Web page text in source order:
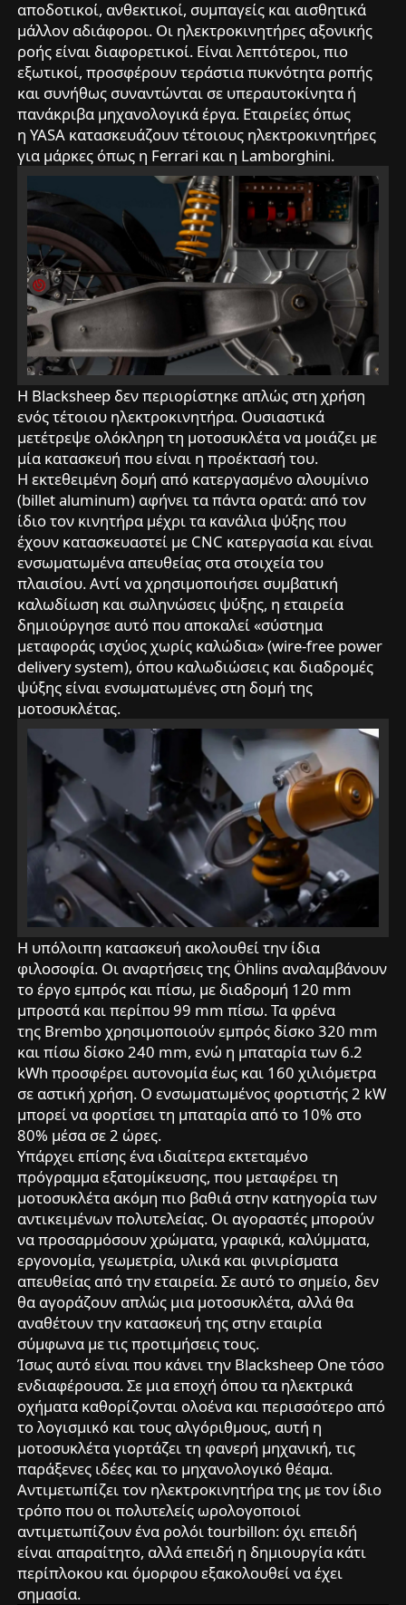
αποδοτικοί, ανθεκτικοί, συμπαγείς και αισθητικά
μάλλον αδιάφοροι. Οι ηλεκτροκινητήρες αξονικής
ροής είναι διαφορετικοί. Είναι λεπτότεροι, πιο
εξωτικοί, προσφέρουν τεράστια πυκνότητα ροπής
και συνήθως συναντώνται σε υπεραυτοκίνητα ή
πανάκριβα μηχανολογικά έργα. Εταιρείες όπως
η YASA κατασκευάζουν τέτοιους ηλεκτροκινητήρες
για μάρκες όπως η Ferrari και η Lamborghini.
Η Blacksheep δεν περιορίστηκε απλώς στη χρήση
ενός τέτοιου ηλεκτροκινητήρα. Ουσιαστικά
μετέτρεψε ολόκληρη τη μοτοσυκλέτα να μοιάζει με
μία κατασκευή που είναι η προέκτασή του.
Η εκτεθειμένη δομή από κατεργασμένο αλουμίνιο
(billet aluminum) αφήνει τα πάντα ορατά: από τον
ίδιο τον κινητήρα μέχρι τα κανάλια ψύξης που
έχουν κατασκευαστεί με CNC κατεργασία και είναι
ενσωματωμένα απευθείας στα στοιχεία του
πλαισίου. Αντί να χρησιμοποιήσει συμβατική
καλωδίωση και σωληνώσεις ψύξης, η εταιρεία
δημιούργησε αυτό που αποκαλεί «σύστημα
μεταφοράς ισχύος χωρίς καλώδια» (wire-free power
delivery system), όπου καλωδιώσεις και διαδρομές
ψύξης είναι ενσωματωμένες στη δομή της
μοτοσυκλέτας.
Η υπόλοιπη κατασκευή ακολουθεί την ίδια
φιλοσοφία. Οι αναρτήσεις της Öhlins αναλαμβάνουν
το έργο εμπρός και πίσω, με διαδρομή 120 mm
μπροστά και περίπου 99 mm πίσω. Τα φρένα
της Brembo χρησιμοποιούν εμπρός δίσκο 320 mm
και πίσω δίσκο 240 mm, ενώ η μπαταρία των 6.2
kWh προσφέρει αυτονομία έως και 160 χιλιόμετρα
σε αστική χρήση. Ο ενσωματωμένος φορτιστής 2 kW
μπορεί να φορτίσει τη μπαταρία από το 10% στο
80% μέσα σε 2 ώρες.
Υπάρχει επίσης ένα ιδιαίτερα εκτεταμένο
πρόγραμμα εξατομίκευσης, που μεταφέρει τη
μοτοσυκλέτα ακόμη πιο βαθιά στην κατηγορία των
αντικειμένων πολυτελείας. Οι αγοραστές μπορούν
να προσαρμόσουν χρώματα, γραφικά, καλύμματα,
εργονομία, γεωμετρία, υλικά και φινιρίσματα
απευθείας από την εταιρεία. Σε αυτό το σημείο, δεν
θα αγοράζουν απλώς μια μοτοσυκλέτα, αλλά θα
αναθέτουν την κατασκευή της στην εταιρία
σύμφωνα με τις προτιμήσεις τους.
Ίσως αυτό είναι που κάνει την Blacksheep One τόσο
ενδιαφέρουσα. Σε μια εποχή όπου τα ηλεκτρικά
οχήματα καθορίζονται ολοένα και περισσότερο από
το λογισμικό και τους αλγόριθμους, αυτή η
μοτοσυκλέτα γιορτάζει τη φανερή μηχανική, τις
παράξενες ιδέες και το μηχανολογικό θέαμα.
Αντιμετωπίζει τον ηλεκτροκινητήρα της με τον ίδιο
τρόπο που οι πολυτελείς ωρολογοποιοί
αντιμετωπίζουν ένα ρολόι tourbillon: όχι επειδή
είναι απαραίτητο, αλλά επειδή η δημιουργία κάτι
περίπλοκου και όμορφου εξακολουθεί να έχει
σημασία.